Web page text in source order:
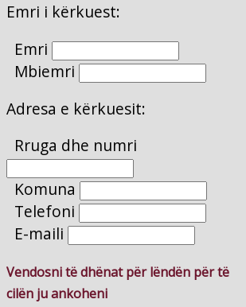
Emri i kërkuest:
Emri
Mbiemri
Adresa e kërkuesit:
Rruga dhe numri
Komuna
Telefoni
E-maili
Vendosni të dhënat për lëndën për të
cilën ju ankoheni